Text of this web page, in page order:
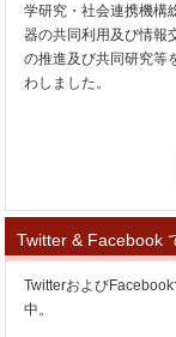
学研究・社会連携機構
器の共同利用及び情報
の推進及び共同研究等
わしました。
Twitter & Facebook
Twitterおよび
中。